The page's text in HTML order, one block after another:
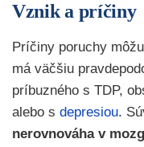
Vznik a príčiny
Príčiny poruchy
má väčšiu
príbuzného s TDP,
alebo s depresiou.
nerovnováha v